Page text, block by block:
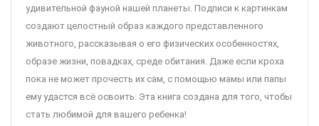
удивительной фауной нашей планеты. Подписи к картинкам
создают целостный образ каждого представленного
животного, рассказывая о его физических особенностях,
образе жизни, повадках, среде обитания. Даже если кроха
пока не может прочесть их сам, с помощью мамы или папы
ему удастся всё освоить. Эта книга создана для того, чтобы
стать любимой для вашего ребенка!